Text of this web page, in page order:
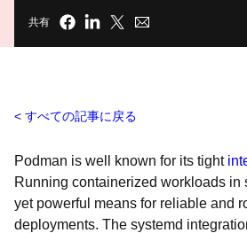
共有
すべての記事に戻る
Podman is well known for its tight
Running containerized workloads in
yet powerful means for reliable and
deployments. The systemd